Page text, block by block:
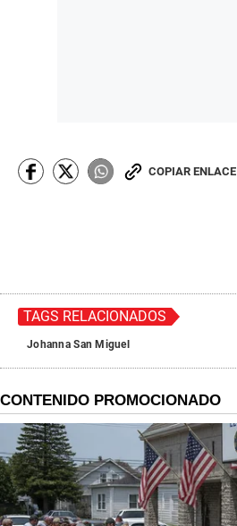
COPIAR ENLACE
TAGS RELACIONADOS
Johanna San Miguel